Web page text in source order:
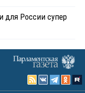
для России супер